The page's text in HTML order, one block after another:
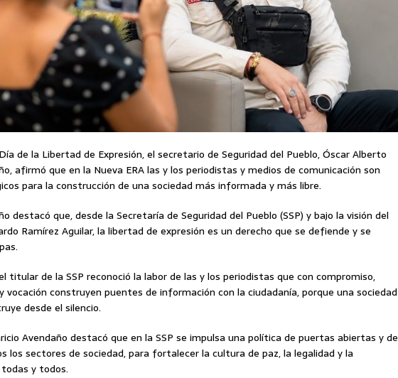
de la Libertad de Expresión, el secretario de Seguridad del Pueblo, Óscar Alberto
afirmó que en la Nueva ERA las y los periodistas y medios de comunicación son
para la construcción de una sociedad más informada y más libre.
destacó que, desde la Secretaría de Seguridad del Pueblo (SSP) y bajo la visión del
Ramírez Aguilar, la libertad de expresión es un derecho que se defiende y se
titular de la SSP reconoció la labor de las y los periodistas que con compromiso,
vocación construyen puentes de información con la ciudadanía, porque una sociedad
desde el silencio.
Avendaño destacó que en la SSP se impulsa una política de puertas abiertas y de
los sectores de sociedad, para fortalecer la cultura de paz, la legalidad y la
y todos.